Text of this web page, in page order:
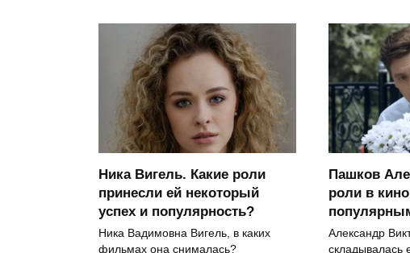
Ника Вигель. Какие роли
принесли ей некоторый
успех и популярность?
Ника Вадимовна Вигель, в каких
фильмах она снималась?
Пашков
роли в
Александр
складывалась